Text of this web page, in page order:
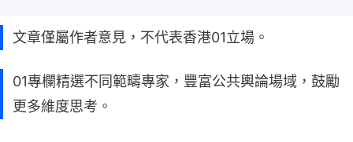
文章僅屬作者意見，不代表香港01立場。
01專欄精選不同範疇專家，豐富公共輿論場域，鼓勵
更多維度思考。